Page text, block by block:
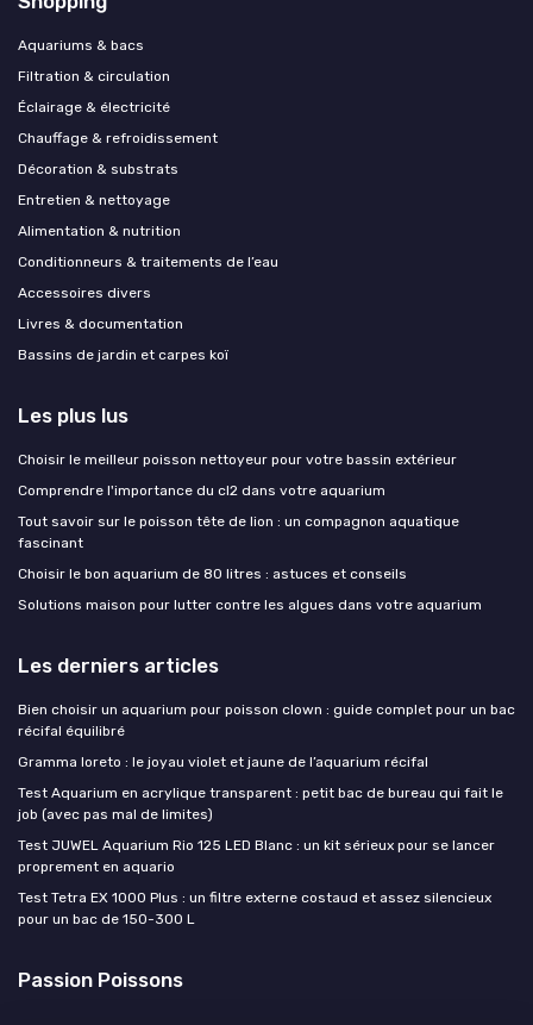
Aquariums & bacs
Filtration & circulation
Éclairage & électricité
Chauffage & refroidissement
Décoration & substrats
Entretien & nettoyage
Alimentation & nutrition
Conditionneurs & traitements de l’eau
Accessoires divers
Livres & documentation
Bassins de jardin et carpes koï
Les plus lus
Choisir le meilleur poisson nettoyeur pour votre bassin extérieur
Comprendre l'importance du cl2 dans votre aquarium
Tout savoir sur le poisson tête de lion : un compagnon aquatique
fascinant
Choisir le bon aquarium de 80 litres : astuces et conseils
Solutions maison pour lutter contre les algues dans votre aquarium
Les derniers articles
Bien choisir un aquarium pour poisson clown : guide complet pour un bac
récifal équilibré
Gramma loreto : le joyau violet et jaune de l’aquarium récifal
Test Aquarium en acrylique transparent : petit bac de bureau qui fait le
job (avec pas mal de limites)
Test JUWEL Aquarium Rio 125 LED Blanc : un kit sérieux pour se lancer
proprement en aquario
Test Tetra EX 1000 Plus : un filtre externe costaud et assez silencieux
pour un bac de 150-300 L
Passion Poissons